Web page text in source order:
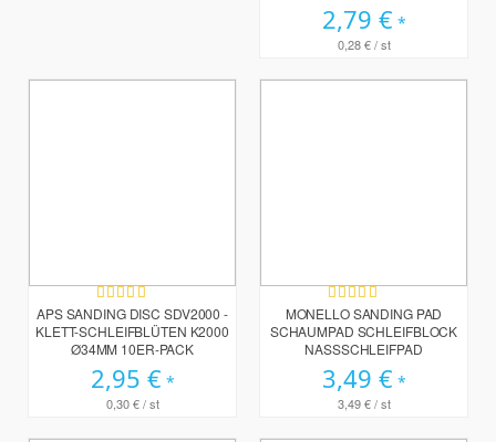
2,79 €
0,28 €/ st
Bewertung:
100%
APS SANDING DISC SDV2000 -
KLETT-SCHLEIFBLÜTEN K2000
Ø34MM 10ER-PACK
2,95 €
0,30 €/ st
Bewertung:
93%
MONELLO SANDING PAD
SCHAUMPAD SCHLEIFBLOCK
NASSSCHLEIFPAD
3,49 €
3,49 €/ st